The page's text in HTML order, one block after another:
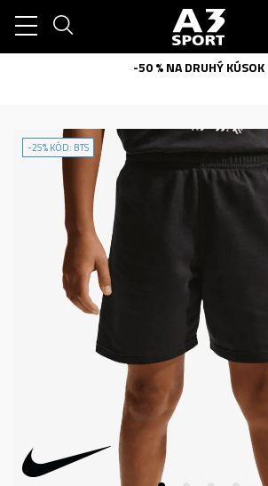
-50 % NA DRUHÝ KÚSOK
-25% KÓD: BTS